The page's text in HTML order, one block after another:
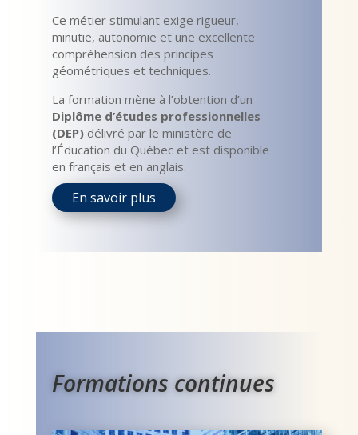
Ce métier stimulant exige rigueur,
minutie, autonomie et une excellente
compréhension des principes
géométriques et techniques.
La formation mène à l’obtention d’un
Diplôme d’études professionnelles
(DEP)délivré par le ministère de
l’Éducation du Québec et est disponible
en français et en anglais.
En savoir plus
Formations continues